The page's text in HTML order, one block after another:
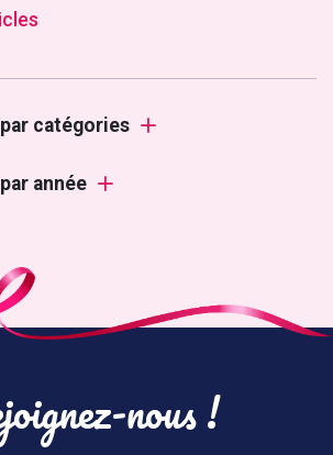
catégories
année
nous !